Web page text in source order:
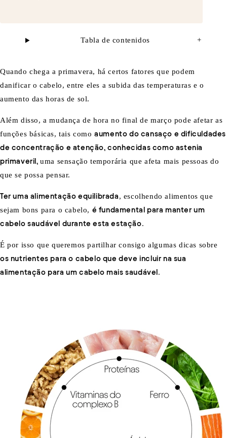
Tabla de contenidos +
Quando chega a primavera, há certos fatores que podem
danificar o cabelo, entre eles a subida das temperaturas e o
aumento das horas de sol.
Além disso, a mudança de hora no final de março pode afetar as
funções básicas, tais comoaumento do cansaço e dificuldades
de concentração e atenção, conhecidas como astenia
primaveril ,uma sensação temporária que afeta mais pessoas do
que se possa pensar.
Ter uma alimentação equilibrada, escolhendo alimentos que
sejam bons para o cabelo, é fundamental para manter um
cabelo saudável durante esta estação.
É por isso que queremos partilhar consigo algumas dicas sobre
os nutrientes para o cabelo que deve incluir na sua
alimentação para um cabelo mais saudável .